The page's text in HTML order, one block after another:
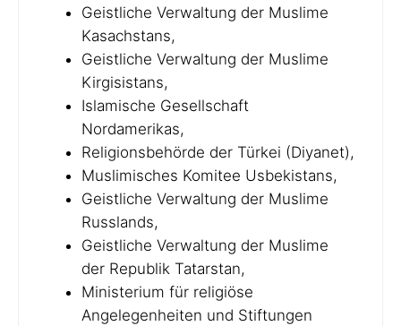
Geistliche Verwaltung der Muslime
Kasachstans,
Geistliche Verwaltung der Muslime
Kirgisistans,
Islamische Gesellschaft
Nordamerikas,
Religionsbehörde der Türkei (Diyanet),
Muslimisches Komitee Usbekistans,
Geistliche Verwaltung der Muslime
Russlands,
Geistliche Verwaltung der Muslime
der Republik Tatarstan,
Ministerium für religiöse
Angelegenheiten und Stiftungen